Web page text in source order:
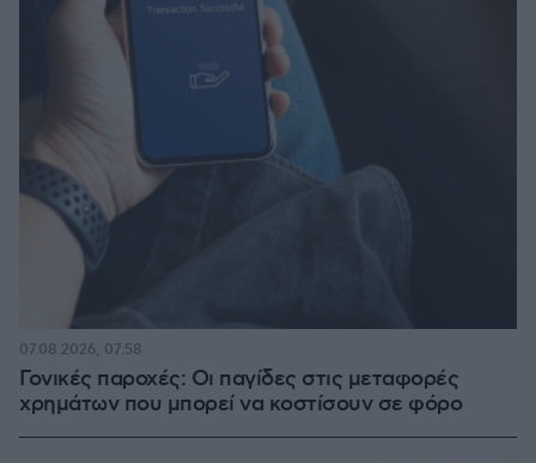
Γονικές παροχές: Οι παγίδες στις μεταφορές
χρημάτων που μπορεί να κοστίσουν σε φόρο
07.08.2026, 07:58